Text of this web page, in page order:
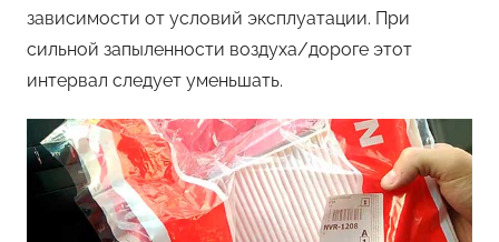
зависимости от условий эксплуатации. При
сильной запыленности воздуха/дороге этот
интервал следует уменьшать.